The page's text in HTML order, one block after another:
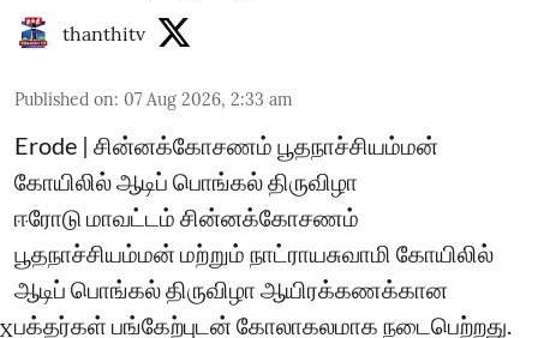
thanthitv
Published on: 07 Aug 2026, 2:33 am
Erode | சின்னக்கோசணம் பூதநாச்சியம்மன்
கோயிலில் ஆடிப் பொங்கல் திருவிழா
ஈரோடு மாவட்டம் சின்னக்கோசணம்
பூதநாச்சியம்மன் மற்றும் நாட்ராயசுவாமி கோயிலில்
ஆடிப் பொங்கல் திருவிழா ஆயிரக்கணக்கான
பக்தர்கள் பங்கேற்புடன் கோலாகலமாக நடைபெற்றது.
X